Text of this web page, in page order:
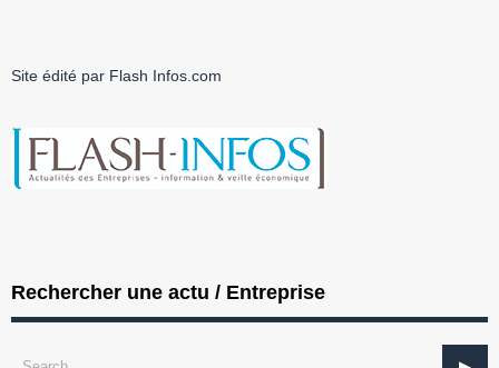
Site édité par Flash Infos.com
Rechercher une actu / Entreprise